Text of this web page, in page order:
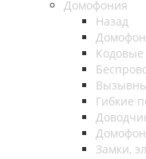
Домофония
Назад
Гибкие
Замки,